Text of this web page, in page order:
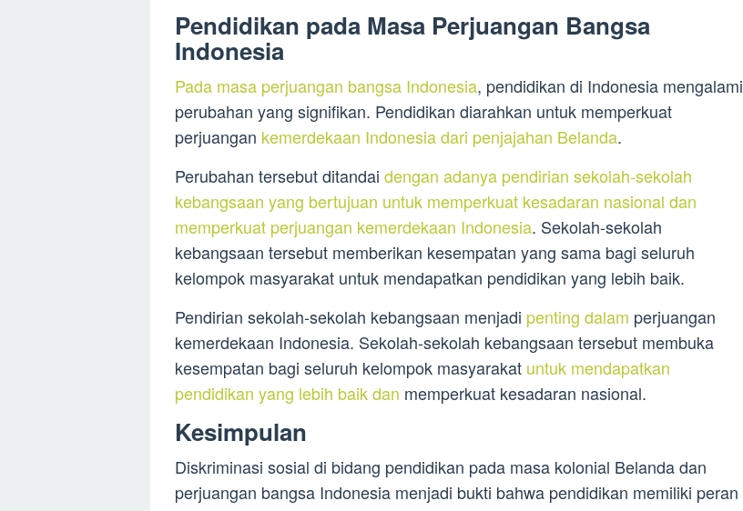
Pendidikan pada Masa Perjuangan Bangsa
Indonesia
Pada masa perjuangan bangsa Indonesia, pendidikan di Indonesia mengalami
perubahan yang signifikan. Pendidikan diarahkan untuk memperkuat
perjuangan kemerdekaan Indonesia dari penjajahan Belanda.
Perubahan tersebut ditandai dengan adanya pendirian sekolah-sekolah
kebangsaan yang bertujuan untuk memperkuat kesadaran nasional dan
memperkuat perjuangan kemerdekaan Indonesia. Sekolah-sekolah
kebangsaan tersebut memberikan kesempatan yang sama bagi seluruh
kelompok masyarakat untuk mendapatkan pendidikan yang lebih baik.
Pendirian sekolah-sekolah kebangsaan menjadi penting dalam perjuangan
kemerdekaan Indonesia. Sekolah-sekolah kebangsaan tersebut membuka
kesempatan bagi seluruh kelompok masyarakat untuk mendapatkan
pendidikan yang lebih baik dan memperkuat kesadaran nasional.
Kesimpulan
Diskriminasi sosial di bidang pendidikan pada masa kolonial Belanda dan
perjuangan bangsa Indonesia menjadi bukti bahwa pendidikan memiliki peran